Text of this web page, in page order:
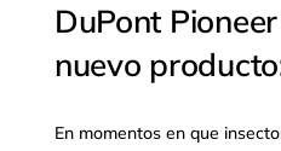
DuPont
nuevo
En momentos en que